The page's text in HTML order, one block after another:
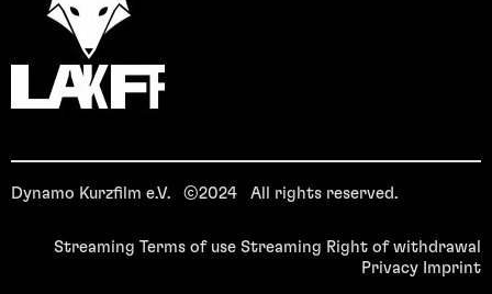
Dynamo Kurzfilm e.V. ©2024 All rights reserved.
Streaming Terms of use Streaming Right of withdrawal
Privacy Imprint